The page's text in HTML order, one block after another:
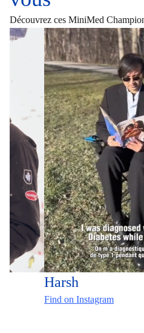
Découvrez ces MiniMed
Harsh
Find on Instagram